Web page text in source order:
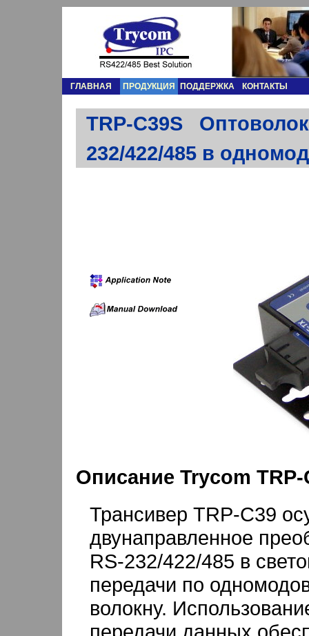
ГЛАВНАЯ ПРОДУКЦИЯ ПОДДЕРЖКА КОНТАКТЫ
TRP-C39S
232/422/485 в
Описание Trycom TRP-
Трансивер TRP-C39
двунаправленное
RS-232/422/485 в
передачи по
волокну.